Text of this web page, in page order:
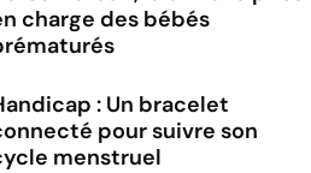
charge des bébés
: Un bracelet
pour suivre son
menstruel